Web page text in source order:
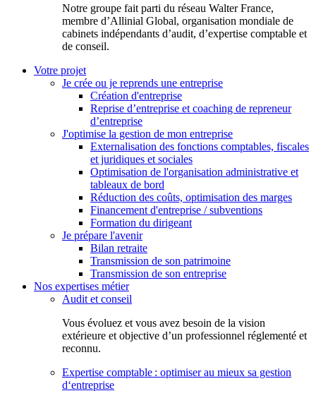
Notr​e groupe fait parti du réseau Walter France,
membre d’Allinial Global, organisation mondiale de
cabinets indépendants d’audit, d’expertise comptable et
de conseil.
Votre projet
Je crée ou je reprends une entreprise
Création d'entreprise
Reprise d’entreprise et coaching de repreneur
d’entreprise
J'optimise la gestion de mon entreprise
Externalisation des fonctions comptables, fiscales
et juridiques et sociales
Optimisation de l'organisation administrative et
tableaux de bord
Réduction des coûts, optimisation des marges
Financement d'entreprise / subventions
Formation du dirigeant
Je prépare l'avenir
Bilan retraite
Transmission de son patrimoine
Transmission de son entreprise
Nos expertises métier
Audit et conseil
Vous évoluez et vous avez besoin de la vision
extérieure et objective d’un professionnel réglementé et
reconnu.
Expertise comptable : optimiser au mieux sa gestion
d‘entreprise